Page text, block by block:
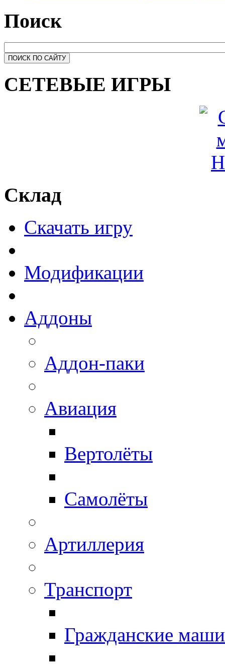
Поиск
СЕТЕВЫЕ ИГРЫ
Склад
Скачать игру
Модификации
Аддоны
Аддон-паки
Авиация
Вертолёты
Самолёты
Артиллерия
Транспорт
Гражданские